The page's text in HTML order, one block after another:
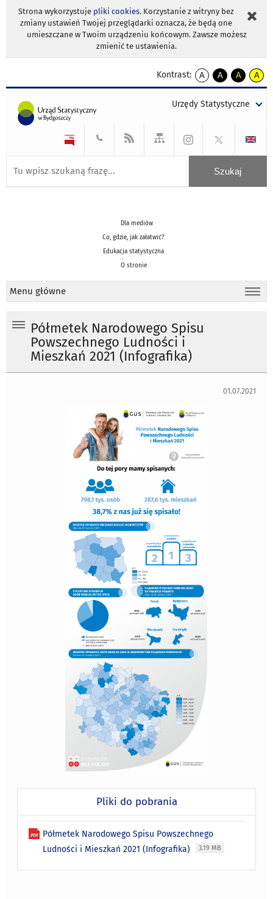
Strona wykorzystuje pliki cookies. Korzystanie z witryny bez
zmiany ustawień Twojej przeglądarki oznacza, że będą one
umieszczane w Twoim urządzeniu końcowym. Zawsze możesz
zmienić te ustawienia.
Kontrast:
A
kontrast
A
kontrast
tekst
czarnym
A
kontrast
tekst
czarnym
A
tekst
żółtym
Urzędy Statystyczne
Dla mediów
Co, gdzie, jak załatwić?
Edukacja statystyczna
O stronie
Menu główne
Półmetek Narodowego Spisu
Powszechnego Ludności i
Mieszkań 2021 (Infografika)
01.07.2021
Pliki do pobrania
Półmetek Narodowego Spisu Powszechnego
Ludności i Mieszkań 2021 (Infografika)
3.19 MB